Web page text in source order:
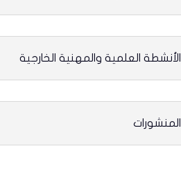
الأنشطة العلمية والمهنية الخارجية
المنشورات